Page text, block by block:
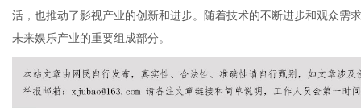
活，也推动了影视产业的创新和进步。随着技术的不断进步和观众需
未来娱乐产业的重要组成部分。